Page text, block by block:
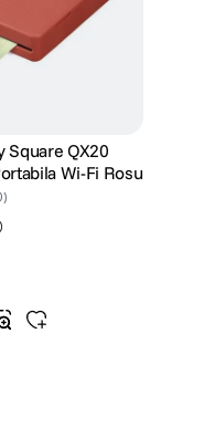
Square QX20
Wi-Fi Rosu